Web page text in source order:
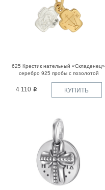
625 Крестик нательный «Складенец»,
серебро 925 пробы с позолотой
4 110 КУПИТЬ